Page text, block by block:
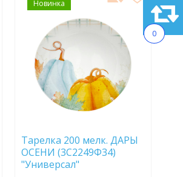
0
Новинка
ДОБАВИТЬ
В
ИЗБРАННОЕ
Тарелка 200 мелк. ДАРЫ
ОСЕНИ (3С2249Ф34)
"Универсал"